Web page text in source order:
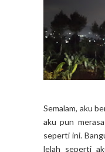
Semalam, aku
aku pun
seperti ini.
lelah seperti